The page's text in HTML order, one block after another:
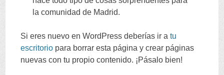
la comunidad de Madrid.
Si eres nuevo en WordPress deberías ir a tu
escritorio para borrar esta página y crear páginas
nuevas con tu propio contenido. ¡Pásalo bien!